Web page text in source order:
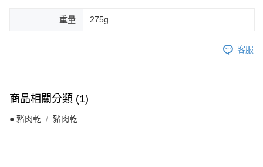
重量 275g
客服
商品相關分類 (1)
● 豬肉乾 豬肉乾